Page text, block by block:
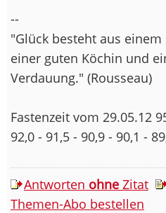
--
"Glück besteht aus
einer guten Köchin und
Verdauung." (Rousseau)
Fastenzeit vom 29.05.12
92,0 - 91,5 - 90,9 - 90,1 -
Antworten ohne Zitat
Themen-Abo bestellen